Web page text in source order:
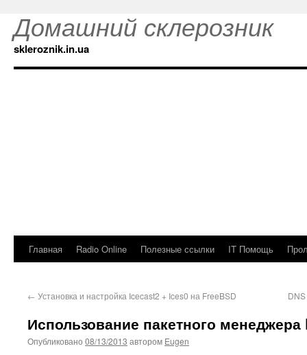
Домашний склерозник
skleroznik.in.ua
Главная Radio Online Полезные ссылки IT Помощь
← Установка и настройка Icecast2 + Ices0 на FreeBSD
Использование пакетного менеджера
Опубликовано 08/13/2013 автором Eugen